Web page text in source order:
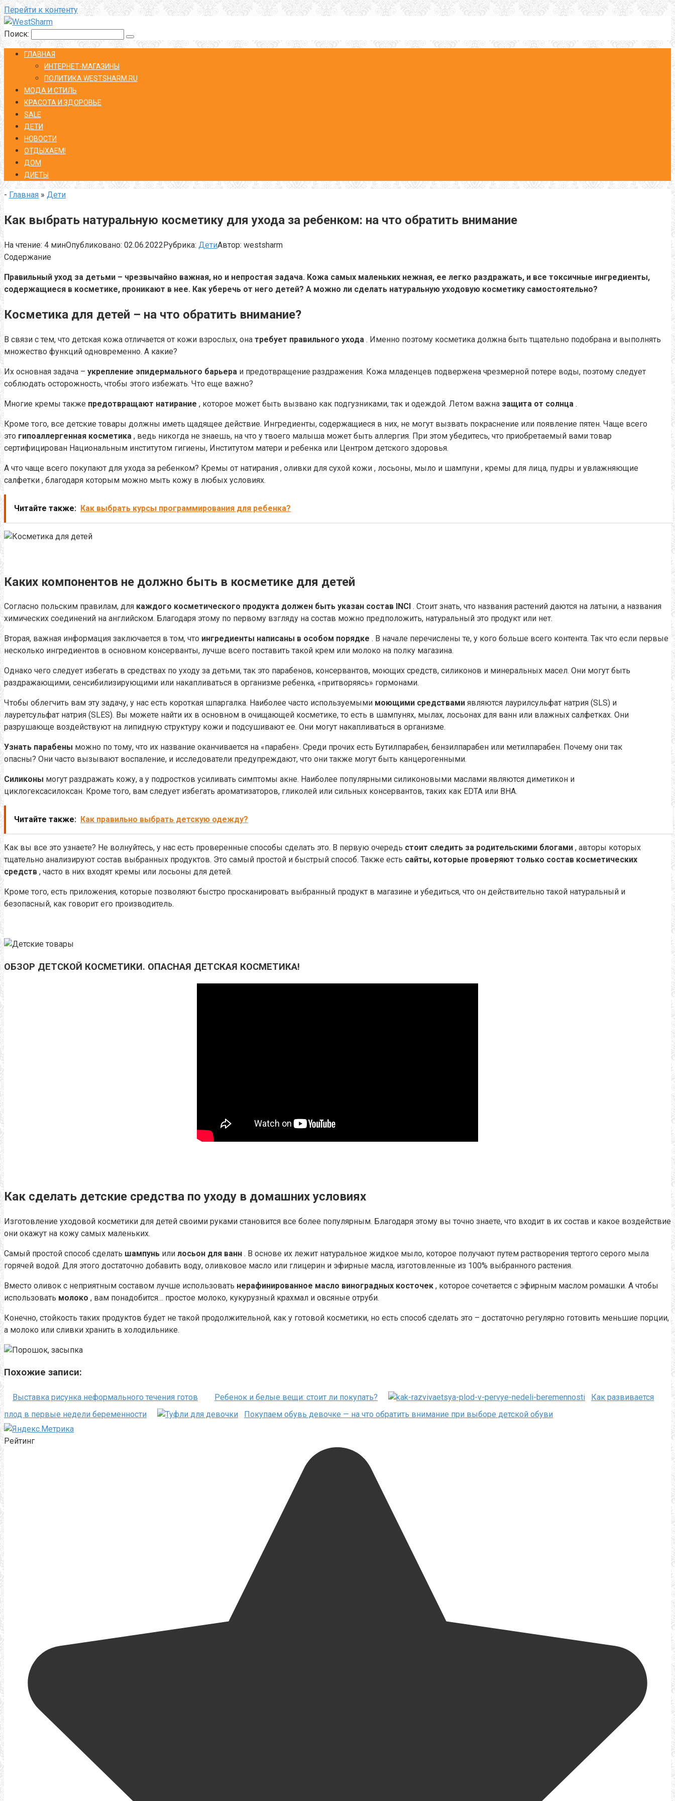
Перейти к контенту
Поиск:
ГЛАВНАЯ
ИНТЕРНЕТ-МАГАЗИНЫ
ПОЛИТИКА WESTSHARM.RU
МОДА И СТИЛЬ
КРАСОТА И ЗДОРОВЬЕ
SALE
ДЕТИ
НОВОСТИ
ОТДЫХАЕМ!
ДОМ
ДИЕТЫ
- Главная » Дети
Как выбрать натуральную косметику для ухода за ребенком: на что обратить внимание
На чтение: 4 минОпубликовано: 02.06.2022Рубрика: ДетиАвтор: westsharm
Содержание
Правильный уход за детьми – чрезвычайно важная, но и непростая задача. Кожа самых маленьких нежная, ее легко раздражать, и все токсичные ингредиенты,
содержащиеся в косметике, проникают в нее. Как уберечь от него детей? А можно ли сделать натуральную уходовую косметику самостоятельно?
Косметика для детей – на что обратить внимание?
В связи с тем, что детская кожа отличается от кожи взрослых, она требует правильного ухода . Именно поэтому косметика должна быть тщательно подобрана и выполнять
множество функций одновременно. А какие?
Их основная задача – укрепление эпидермального барьера и предотвращение раздражения. Кожа младенцев подвержена чрезмерной потере воды, поэтому следует
соблюдать осторожность, чтобы этого избежать. Что еще важно?
Многие кремы также предотвращают натирание , которое может быть вызвано как подгузниками, так и одеждой. Летом важна защита от солнца .
Кроме того, все детские товары должны иметь щадящее действие. Ингредиенты, содержащиеся в них, не могут вызвать покраснение или появление пятен. Чаще всего
это гипоаллергенная косметика , ведь никогда не знаешь, на что у твоего малыша может быть аллергия. При этом убедитесь, что приобретаемый вами товар
сертифицирован Национальным институтом гигиены, Институтом матери и ребенка или Центром детского здоровья.
А что чаще всего покупают для ухода за ребенком? Кремы от натирания , оливки для сухой кожи , лосьоны, мыло и шампуни , кремы для лица, пудры и увлажняющие
салфетки , благодаря которым можно мыть кожу в любых условиях.
Читайте также: Как выбрать курсы программирования для ребенка?
Каких компонентов не должно быть в косметике для детей
Согласно польским правилам, для каждого косметического продукта должен быть указан состав INCI . Стоит знать, что названия растений даются на латыни, а названия
химических соединений на английском. Благодаря этому по первому взгляду на состав можно предположить, натуральный это продукт или нет.
Вторая, важная информация заключается в том, что ингредиенты написаны в особом порядке . В начале перечислены те, у кого больше всего контента. Так что если первые
несколько ингредиентов в основном консерванты, лучше всего поставить такой крем или молоко на полку магазина.
Однако чего следует избегать в средствах по уходу за детьми, так это парабенов, консервантов, моющих средств, силиконов и минеральных масел. Они могут быть
раздражающими, сенсибилизирующими или накапливаться в организме ребенка, «притворяясь» гормонами.
Чтобы облегчить вам эту задачу, у нас есть короткая шпаргалка. Наиболее часто используемыми моющими средствами являются лаурилсульфат натрия (SLS) и
лауретсульфат натрия (SLES). Вы можете найти их в основном в очищающей косметике, то есть в шампунях, мылах, лосьонах для ванн или влажных салфетках. Они
разрушающе воздействуют на липидную структуру кожи и подсушивают ее. Они могут накапливаться в организме.
Узнать парабены можно по тому, что их название оканчивается на «парабен». Среди прочих есть Бутилпарабен, бензилпарабен или метилпарабен. Почему они так
опасны? Они часто вызывают воспаление, и исследователи предупреждают, что они также могут быть канцерогенными.
Силиконы могут раздражать кожу, а у подростков усиливать симптомы акне. Наиболее популярными силиконовыми маслами являются диметикон и
циклогексасилоксан. Кроме того, вам следует избегать ароматизаторов, гликолей или сильных консервантов, таких как EDTA или BHA.
Читайте также: Как правильно выбрать детскую одежду?
Как вы все это узнаете? Не волнуйтесь, у нас есть проверенные способы сделать это. В первую очередь стоит следить за родительскими блогами , авторы которых
тщательно анализируют состав выбранных продуктов. Это самый простой и быстрый способ. Также есть сайты, которые проверяют только состав косметических
средств , часто в них входят кремы или лосьоны для детей.
Кроме того, есть приложения, которые позволяют быстро просканировать выбранный продукт в магазине и убедиться, что он действительно такой натуральный и
безопасный, как говорит его производитель.
ОБЗОР ДЕТСКОЙ КОСМЕТИКИ. ОПАСНАЯ ДЕТСКАЯ КОСМЕТИКА!
Как сделать детские средства по уходу в домашних условиях
Изготовление уходовой косметики для детей своими руками становится все более популярным. Благодаря этому вы точно знаете, что входит в их состав и какое воздействие
они окажут на кожу самых маленьких.
Самый простой способ сделать шампунь или лосьон для ванн . В основе их лежит натуральное жидкое мыло, которое получают путем растворения тертого серого мыла
горячей водой. Для этого достаточно добавить воду, оливковое масло или глицерин и эфирные масла, изготовленные из 100% выбранного растения.
Вместо оливок с неприятным составом лучше использовать нерафинированное масло виноградных косточек , которое сочетается с эфирным маслом ромашки. А чтобы
использовать молоко , вам понадобится… простое молоко, кукурузный крахмал и овсяные отруби.
Конечно, стойкость таких продуктов будет не такой продолжительной, как у готовой косметики, но есть способ сделать это – достаточно регулярно готовить меньшие порции,
а молоко или сливки хранить в холодильнике.
Похожие записи:
Выставка рисунка неформального течения готов Ребенок и белые вещи: стоит ли покупать?
Как развивается
плод в первые недели беременности
Покупаем обувь девочке — на что обратить внимание при выборе детской обуви
Рейтинг